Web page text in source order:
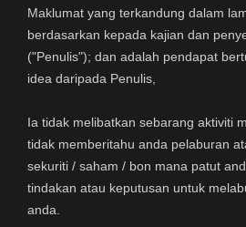
Maklumat yang terkandung dalam
berdasarkan kepada kajian dan
("Penulis"); dan adalah pendapat
idea daripada Penulis,
Ia tidak melibatkan sebarang aktiviti
tidak memberitahu anda pelaburan
sekuriti / saham / bon mana patut
tindakan atau keputusan untuk
anda.